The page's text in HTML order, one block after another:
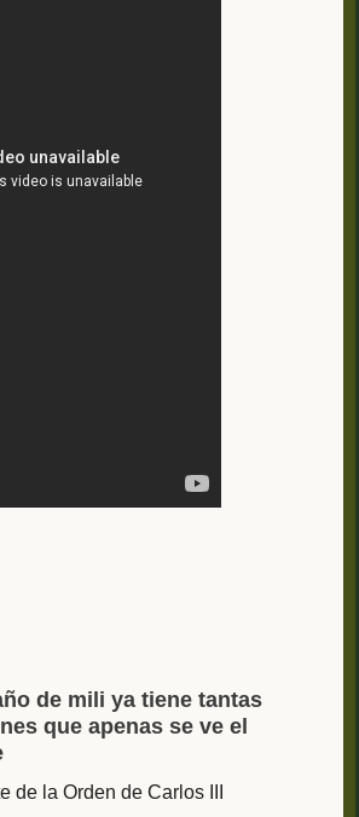
de mili ya tiene tantas
que apenas se ve el
de la Orden de Carlos III